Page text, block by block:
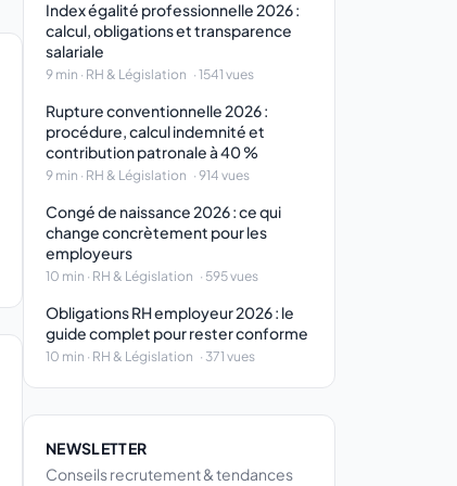
Index égalité professionnelle 2026 :
calcul, obligations et transparence
salariale
9 min · RH & Législation · 1541 vues
Rupture conventionnelle 2026 :
procédure, calcul indemnité et
contribution patronale à 40 %
9 min · RH & Législation · 914 vues
Congé de naissance 2026 : ce qui
change concrètement pour les
employeurs
10 min · RH & Législation · 595 vues
Obligations RH employeur 2026 : le
guide complet pour rester conforme
10 min · RH & Législation · 371 vues
NEWSLETTER
Conseils recrutement & tendances